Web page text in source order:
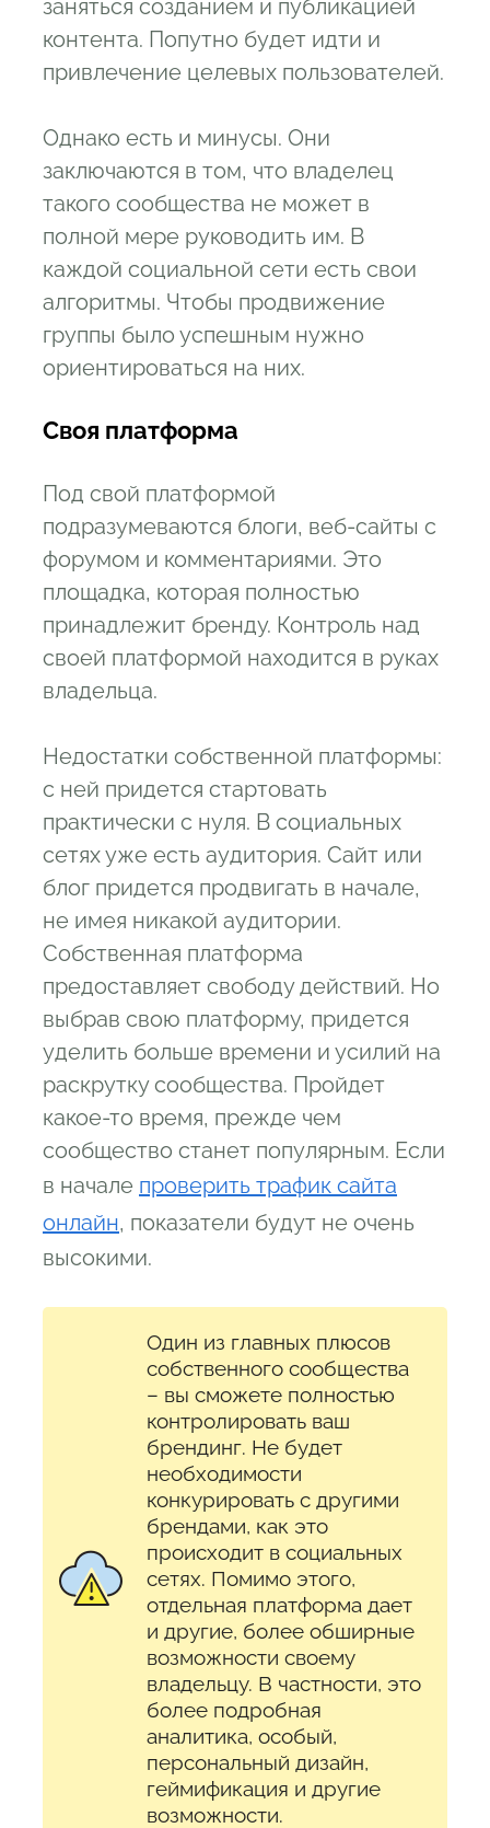
заняться созданием и публикацией
контента. Попутно будет идти и
привлечение целевых пользователей.
Однако есть и минусы. Они
заключаются в том, что владелец
такого сообщества не может в
полной мере руководить им. В
каждой социальной сети есть свои
алгоритмы. Чтобы продвижение
группы было успешным нужно
ориентироваться на них.
Своя платформа
Под свой платформой
подразумеваются блоги, веб-сайты с
форумом и комментариями. Это
площадка, которая полностью
принадлежит бренду. Контроль над
своей платформой находится в руках
владельца.
Недостатки собственной платформы:
с ней придется стартовать
практически с нуля. В социальных
сетях уже есть аудитория. Сайт или
блог придется продвигать в начале,
не имея никакой аудитории.
Собственная платформа
предоставляет свободу действий. Но
выбрав свою платформу, придется
уделить больше времени и усилий на
раскрутку сообщества. Пройдет
какое-то время, прежде чем
сообщество станет популярным. Если
в начале проверить трафик сайта
онлайн, показатели будут не очень
высокими.
Один из главных плюсов
собственного сообщества
– вы сможете полностью
контролировать ваш
брендинг. Не будет
необходимости
конкурировать с другими
брендами, как это
происходит в социальных
сетях. Помимо этого,
отдельная платформа дает
и другие, более обширные
возможности своему
владельцу. В частности, это
более подробная
аналитика, особый,
персональный дизайн,
геймификация и другие
возможности.